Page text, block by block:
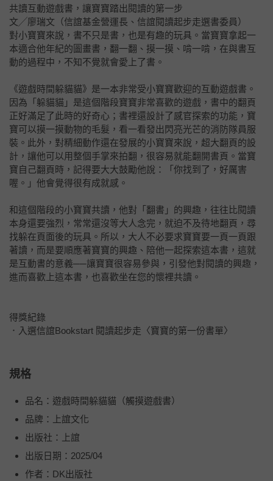
共讀互動遊戲書，讓寶寶踏出閱讀的第一步
文╱廖瑞文（信誼基金營運長、信誼閱讀起步走選書委員）
對小寶寶來說，書不只是書，也是有趣的玩具。當寶寶拿起一
本適合他年紀的圖畫書，翻一翻、摸一摸、啃一啃，在與書互
動的過程中，不知不覺就會愛上了書。
《遊戲時間躲貓貓》是一本非常受小寶寶歡迎的互動遊戲書。
因為「躲貓貓」是這個階段寶寶非常喜歡的遊戲，書中的翻頁
正好滿足了此時的好奇心；書裡還設計了感官探索的功能，寶
寶可以摸一摸動物的毛髮，看一看發出閃亮光芒的消防隊員服
裝。此外，對精細動作還在發展的小寶寶來說，超大翻頁的設
計，讓他可以用整個手掌來拍翻，很容易就能翻開書頁。當寶
寶自己翻頁時，記得要大大鼓勵他說：「你找到了，好厲害
喔。」他會覺得很有成就感。
和這個階段的小寶寶共讀，他對「翻書」的興趣，往往比閱讀
本身還要強烈，常常還沒等大人念完，就迫不及待地翻頁，尋
找躲在頁面後的玩具。所以，大人不必要求寶寶要一頁一頁跟
著讀，而是要順應著寶寶的興趣、陪他一起探索這本書，這就
是互動書的意義──讓寶寶很容易參與，引發他對閱讀的興趣，
進而喜歡上這本書，也喜歡坐在您的懷裡共讀。
得獎紀錄
．入選信誼Bookstart 閱讀起步走〈寶寶的第一份書單〉
規格
品名：遊戲時間躲貓貓（觸摸遊戲書）
品牌：上誼文化
出版社：上誼
出版日期：2025/04
作者：DK出版社